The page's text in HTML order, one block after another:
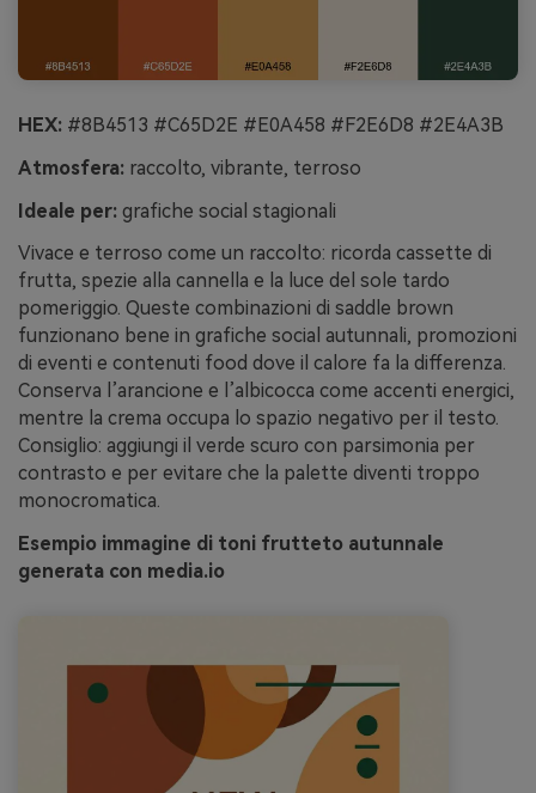
HEX: #8B4513 #C65D2E #E0A458 #F2E6D8 #2E4A3B
Atmosfera: raccolto, vibrante, terroso
Ideale per: grafiche social stagionali
Vivace e terroso come un raccolto: ricorda cassette di
frutta, spezie alla cannella e la luce del sole tardo
pomeriggio. Queste combinazioni di saddle brown
funzionano bene in grafiche social autunnali, promozioni
di eventi e contenuti food dove il calore fa la differenza.
Conserva l’arancione e l’albicocca come accenti energici,
mentre la crema occupa lo spazio negativo per il testo.
Consiglio: aggiungi il verde scuro con parsimonia per
contrasto e per evitare che la palette diventi troppo
monocromatica.
Esempio immagine di toni frutteto autunnale
generata con media.io